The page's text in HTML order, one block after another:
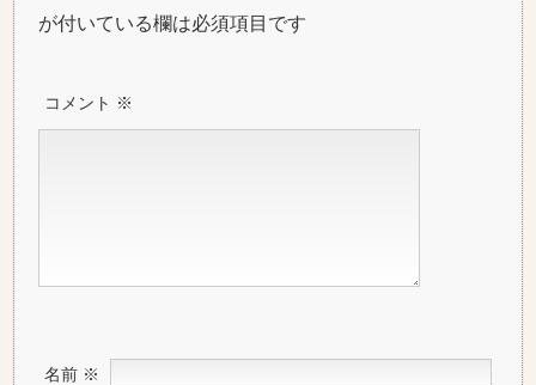
が付いている欄は必須項目です
コメント ※
名前 ※